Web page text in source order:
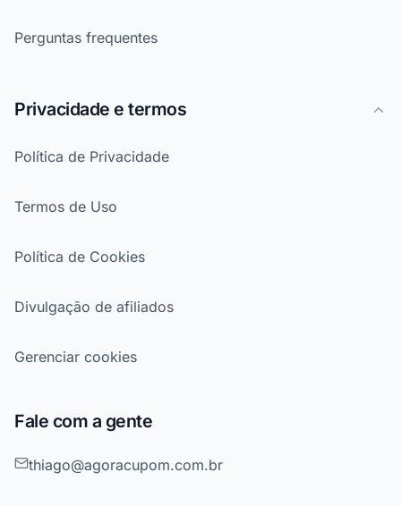
Perguntas frequentes
Privacidade e termos
Política de Privacidade
Termos de Uso
Política de Cookies
Divulgação de afiliados
Gerenciar cookies
Fale com a gente
thiago@agoracupom.com.br